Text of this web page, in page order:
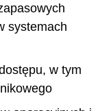
systemach
w tym